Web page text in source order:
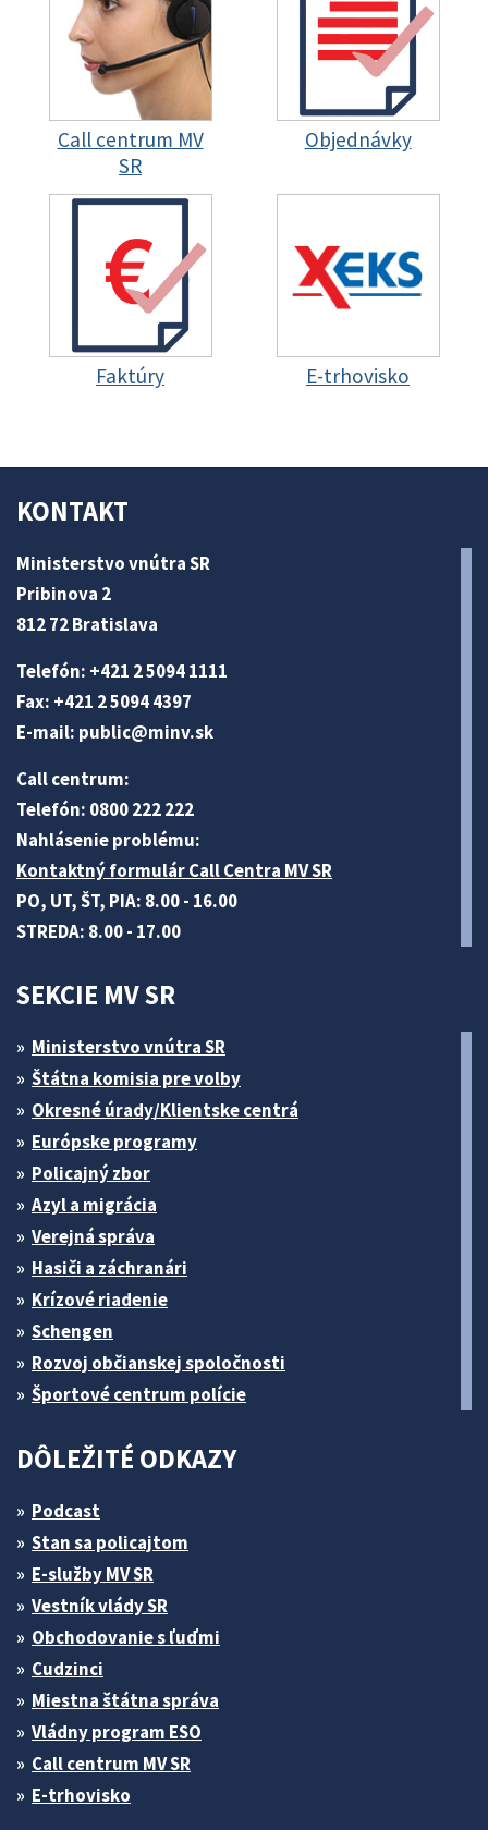
Call centrum MV
SR
Objednávky
Faktúry E-trhovisko
KONTAKT
Ministerstvo vnútra SR
Pribinova 2
812 72 Bratislava
Telefón: +421 2 5094 1111
Fax: +421 2 5094 4397
E-mail: public@minv.sk
Call centrum:
Telefón: 0800 222 222
Nahlásenie problému:
Kontaktný formulár Call Centra MV SR
PO, UT, ŠT, PIA: 8.00 - 16.00
STREDA: 8.00 - 17.00
SEKCIE MV SR
Ministerstvo vnútra SR
Štátna komisia pre volby
Okresné úrady/Klientske centrá
Európske programy
Policajný zbor
Azyl a migrácia
Verejná správa
Hasiči a záchranári
Krízové riadenie
Schengen
Rozvoj občianskej spoločnosti
Športové centrum polície
DÔLEŽITÉ ODKAZY
Podcast
Stan sa policajtom
E-služby MV SR
Vestník vlády SR
Obchodovanie s ľuďmi
Cudzinci
Miestna štátna správa
Vládny program ESO
Call centrum MV SR
E-trhovisko